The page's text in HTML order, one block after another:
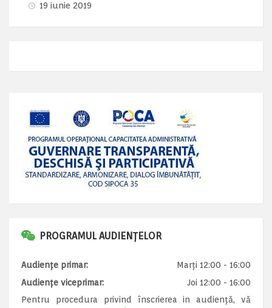
19 iunie 2019
PROGRAMUL AUDIENȚELOR
Audiențe primar:
Marți 12:00 - 16:00
Audiențe viceprimar:
Joi 12:00 - 16:00
Pentru procedura privind înscrierea in audiență, vă